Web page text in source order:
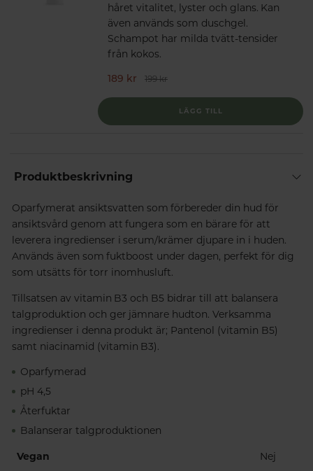
håret vitalitet, lyster och glans. Kan
även används som duschgel.
Schampot har milda tvätt-tensider
från kokos.
189 kr
199 kr
LÄGG TILL
Produktbeskrivning
Oparfymerat ansiktsvatten som förbereder din hud för
ansiktsvård genom att fungera som en bärare för att
leverera ingredienser i serum/krämer djupare in i huden.
Används även som fuktboost under dagen, perfekt för dig
som utsätts för torr inomhusluft.
Tillsatsen av vitamin B3 och B5 bidrar till att balansera
talgproduktion och ger jämnare hudton. Verksamma
ingredienser i denna produkt är; Pantenol (vitamin B5)
samt niacinamid (vitamin B3).
Oparfymerad
pH 4,5
Återfuktar
Balanserar talgproduktionen
Vegan Nej